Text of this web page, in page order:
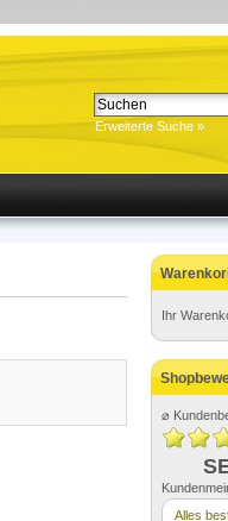
Erweiterte Suche »
Ihr
⌀
Alles